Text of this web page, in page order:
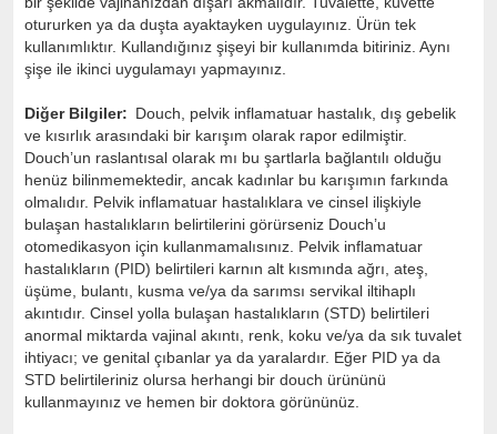
otururken ya da duşta ayaktayken uygulayınız. Ürün tek
kullanımlıktır. Kullandığınız şişeyi bir kullanımda bitiriniz. Aynı
şişe ile ikinci uygulamayı yapmayınız.
Diğer Bilgiler: Douch, pelvik inflamatuar hastalık, dış gebelik
ve kısırlık arasındaki bir karışım olarak rapor edilmiştir.
Douch’un raslantısal olarak mı bu şartlarla bağlantılı olduğu
henüz bilinmemektedir, ancak kadınlar bu karışımın farkında
olmalıdır. Pelvik inflamatuar hastalıklara ve cinsel ilişkiyle
bulaşan hastalıkların belirtilerini görürseniz Douch’u
otomedikasyon için kullanmamalısınız. Pelvik inflamatuar
hastalıkların (PID) belirtileri karnın alt kısmında ağrı, ateş,
üşüme, bulantı, kusma ve/ya da sarımsı servikal iltihaplı
akıntıdır. Cinsel yolla bulaşan hastalıkların (STD) belirtileri
anormal miktarda vajinal akıntı, renk, koku ve/ya da sık tuvalet
ihtiyacı; ve genital çıbanlar ya da yaralardır. Eğer PID ya da
STD belirtileriniz olursa herhangi bir douch ürününü
kullanmayınız ve hemen bir doktora görününüz.